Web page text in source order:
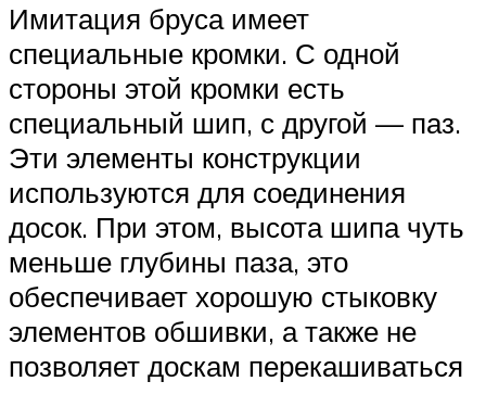
Имитация бруса имеет
специальные кромки. С одной
стороны этой кромки есть
специальный шип, с другой — паз.
Эти элементы конструкции
используются для соединения
досок. При этом, высота шипа чуть
меньше глубины паза, это
обеспечивает хорошую стыковку
элементов обшивки, а также не
позволяет доскам перекашиваться